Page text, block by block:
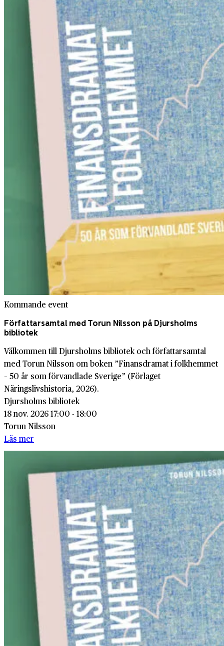
Kommande event
Författarsamtal med Torun Nilsson på Djursholms
bibliotek
Välkommen till Djursholms bibliotek och författarsamtal
med Torun Nilsson om boken ”Finansdramat i folkhemmet
– 50 år som förvandlade Sverige” (Förlaget
Näringslivshistoria, 2026).
Djursholms bibliotek
18 nov. 2026 17:00 - 18:00
Torun Nilsson
Läs mer